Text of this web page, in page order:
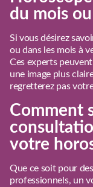
du mois ou
Si vous désirez
ou dans les mois à
Ces experts
une image plus
regretterez pas
Comment
votre
Que ce soit pour
professionnels, un